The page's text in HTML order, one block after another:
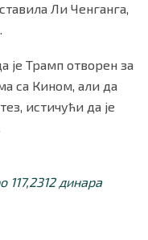
Ли Ченганга,
је Трамп отворен за
са Кином, али да
истичући да је
117,2312 динара